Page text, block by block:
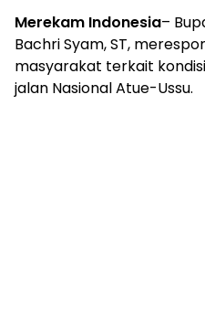
Merekam Indonesia–
Bachri Syam, ST,
masyarakat terkait
jalan Nasional Atue-Ussu.